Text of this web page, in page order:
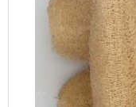
ΥΠΕΡΤΡΟΦΕΣ
ΔΙΑΤΡΟΦΗ
ΖΑΧΑΡΟΠΛΑΣΤΙΚΗ